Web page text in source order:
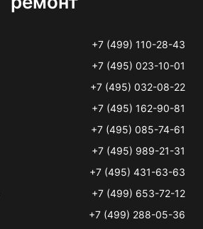
+7 (499) 110-28-43
+7 (495) 023-10-01
+7 (495) 032-08-22
+7 (495) 162-90-81
+7 (495) 085-74-61
+7 (495) 989-21-31
+7 (495) 431-63-63
+7 (499) 653-72-12
+7 (499) 288-05-36